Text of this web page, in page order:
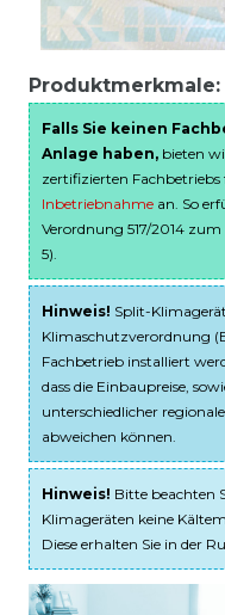
Produktmerkmale:
Falls Sie keinen
Anlage haben, bieten
zertifizierten
Inbetriebnahme an. So
Verordnung 517/2014
5).
Hinweis! Split-
Klimaschutzverordnung
Fachbetrieb installiert
dass die Einbaupreise,
unterschiedlicher
abweichen können.
Hinweis! Bitte beachten
Klimageräten keine
Diese erhalten Sie in der